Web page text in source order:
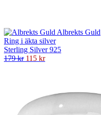
Albrekts Guld
Ring i äkta silver
Sterling Silver 925
179 kr 115 kr